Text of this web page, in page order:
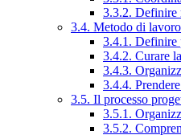
3.3.2. Definire
3.4. Metodo di lavoro
3.4.1. Definire
3.4.2. Curare
3.4.3.
3.4.4.
3.5. Il processo
3.5.1.
3.5.2.